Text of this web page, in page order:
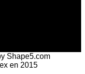
Shape5.com
en 2015